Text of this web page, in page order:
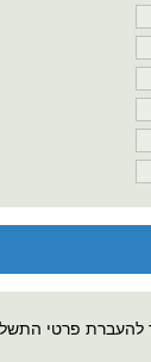
להעברת פרטי